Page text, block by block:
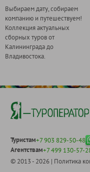
Выбираем дату, собираем
компанию и путешествуем!
Коллекция актуальных
сборных туров от
Калининграда до
Владивостока.
Туристам+7 903 829-50-48
Агентствам+7 499 130-57-
© 2013 - 2026 | Политика